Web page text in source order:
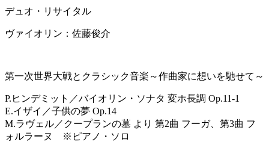
デュオ・リサイタル
ヴァイオリン：佐藤俊介
第一次世界大戦とクラシック音楽～作曲家に想いを馳せて～
P.ヒンデミット／バイオリン・ソナタ 変ホ長調 Op.11-1
E.イザイ／子供の夢 Op.14
M.ラヴェル／クープランの墓 より 第2曲 フーガ、第3曲 フ
ォルラーヌ ※ピアノ・ソロ